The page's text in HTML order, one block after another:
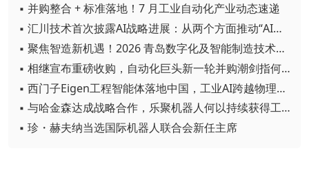
▪ 并购整合 + 标准落地！7 月工业自动化产业动态速递
▪ 汇川技术首次披露AI战略进展：从两个方面推动“AI业务化”落地
▪ 聚焦智造新机遇！2026 青岛数字化及智能制造技术论坛圆满落幕
▪ 相继宣布重磅收购，自动化巨头新一轮并购潮剑指何方？
▪ 西门子Eigen工程智能体落地中国，工业AI跨越物理世界“确定性”拐点
▪ 与哈金森达成战略合作，乐聚机器人何以持续获得工业巨头青睐？
▪ 珍・赫夫纳当选国际机器人联合会新任主席